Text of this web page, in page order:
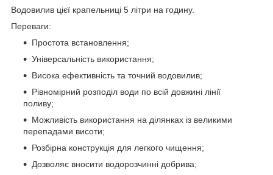
Водовилив цієї крапельниці 5 літри на годину.
Переваги:
Простота встановлення;
Універсальність використання;
Висока ефективність та точний водовилив;
Рівномірний розподіл води по всій довжині лінії
поливу;
Можливість використання на ділянках із великими
перепадами висоти;
Розбірна конструкція для легкого чищення;
Дозволяє вносити водорозчинні добрива;